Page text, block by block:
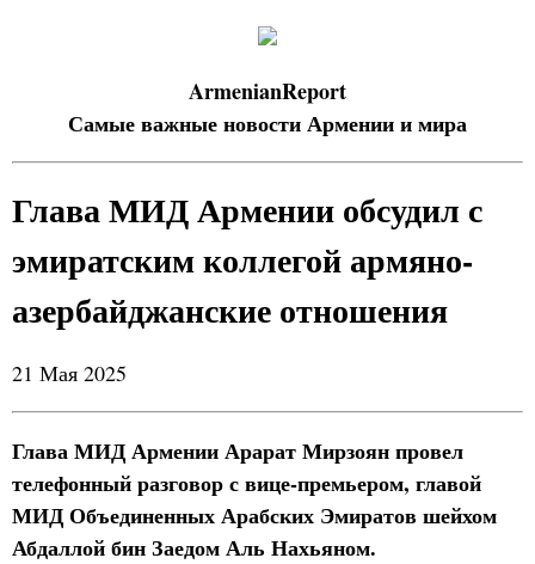
ArmenianReport
Самые важные новости Армении и мира
Глава МИД Армении обсудил с
эмиратским коллегой армяно-
азербайджанские отношения
21 Мая 2025
Глава МИД Армении Арарат Мирзоян провел
телефонный разговор с вице-премьером, главой
МИД Объединенных Арабских Эмиратов шейхом
Абдаллой бин Заедом Аль Нахьяном.